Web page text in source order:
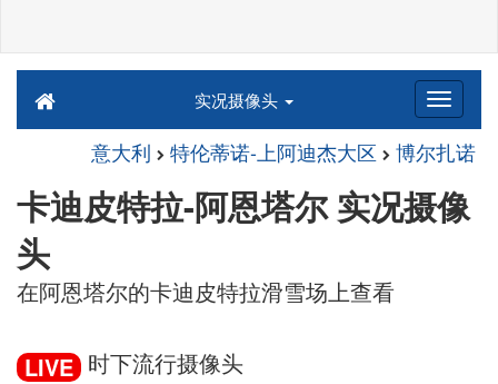
实况摄像头
意大利 特伦蒂诺-上阿迪杰大区 博尔扎诺
卡迪皮特拉-阿恩塔尔 实况摄像
头
在阿恩塔尔的卡迪皮特拉滑雪场上查看
LIVE 时下流行摄像头